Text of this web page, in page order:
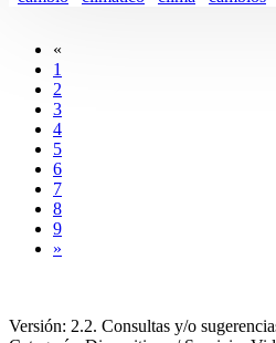
«
1
2
3
4
5
6
7
8
9
»
Versión: 2.2. Consultas y/o